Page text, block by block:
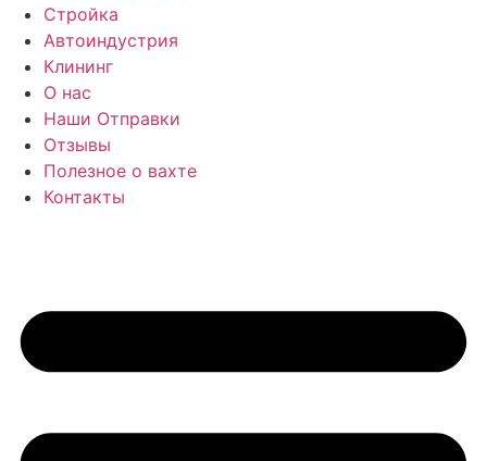
Стройка
Автоиндустрия
Клининг
О нас
Наши Отправки
Отзывы
Полезное о вахте
Контакты